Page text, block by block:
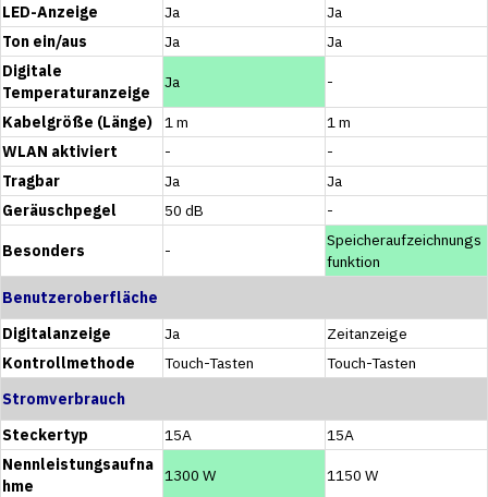
LED-Anzeige
Ja
Ja
Ton ein/aus
Ja
Ja
Digitale
Temperaturanzeige
Ja -
Kabelgröße (Länge) 1 m
1 m
WLAN aktiviert
-
-
Tragbar
Ja
Ja
Geräuschpegel
50 dB -
Besonders -
Speicheraufzeichnungs
funktion
Benutzeroberfläche
Digitalanzeige
Ja
Zeitanzeige
Kontrollmethode
Touch-Tasten
Touch-Tasten
Stromverbrauch
Steckertyp
15A
15A
Nennleistungsaufna
hme
1300 W 1150 W